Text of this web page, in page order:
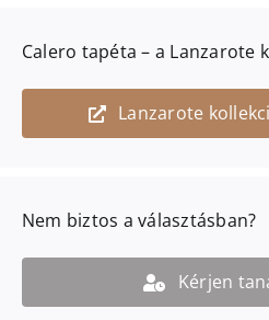
Calero tapéta – a Lanzarote
Lanzarote
Nem biztos a választásban?
Kérjen